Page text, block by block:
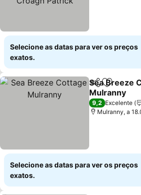
Selecione as datas para ver os preços
exatos.
Partilhar
Sea Breeze
Mulranny
Ver preços
9,2 Excelente
Mulranny, a
Selecione as datas para ver os preços
exatos.